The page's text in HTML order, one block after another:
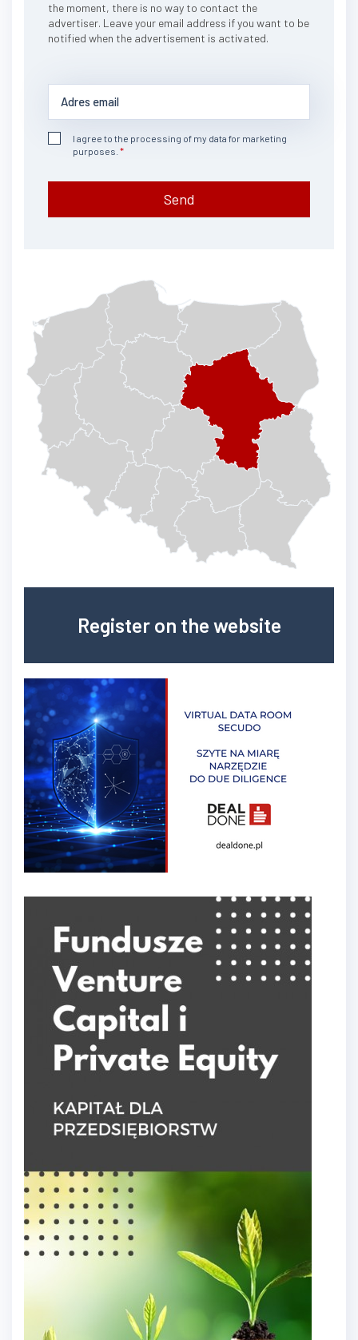
the moment, there is no way to contact the
advertiser. Leave your email address if you want to be
notified when the advertisement is activated.
I agree to the processing of my data for marketing
purposes.
Send
Register on the website